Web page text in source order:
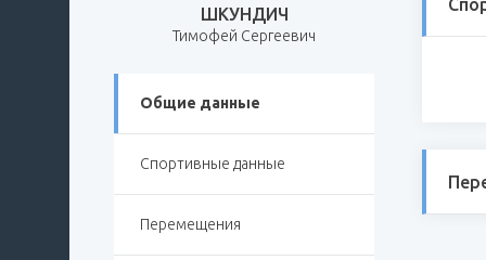
ШКУНДИЧ
Тимофей Сергеевич
Общие данные
Спортивные данные
Перемещения